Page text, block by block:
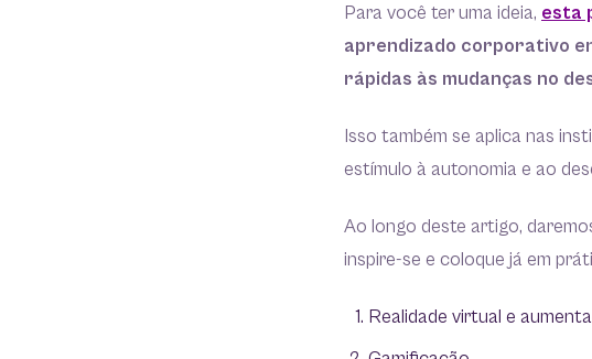
Para você ter uma ideia, esta
aprendizado corporativo
rápidas às mudanças no
Isso também se aplica nas
estímulo à autonomia e ao
Ao longo deste artigo,
inspire-se e coloque já em
Realidade virtual e